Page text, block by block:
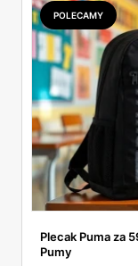
POLECAMY
Plecak Puma za
Pumy